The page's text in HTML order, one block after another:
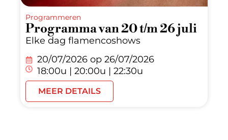
Programmeren
Programma van 20 t/m 26 juli
Elke dag flamencoshows
20/07/2026 op 26/07/2026
18:00u | 20:00u | 22:30u
MEER DETAILS